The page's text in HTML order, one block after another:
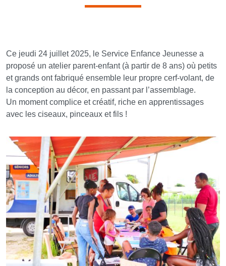
Ce jeudi 24 juillet 2025, le Service Enfance Jeunesse a
proposé un atelier parent-enfant (à partir de 8 ans) où petits
et grands ont fabriqué ensemble leur propre cerf-volant, de
la conception au décor, en passant par l’assemblage.
Un moment complice et créatif, riche en apprentissages
avec les ciseaux, pinceaux et fils !